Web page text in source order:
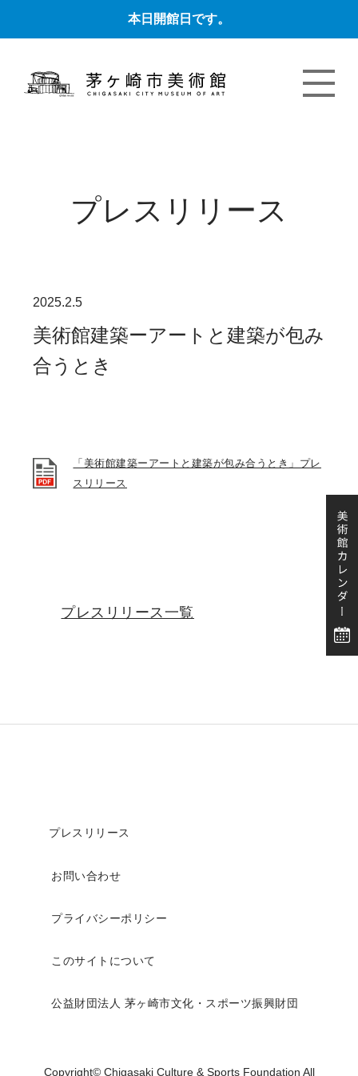
本日開館日です。
プレスリリース
2025.2.5
美術館建築ーアートと建築が包み
合うとき
「美術館建築ーアートと建築が包み合うとき」プレ
スリリース
プレスリリース一覧
プレスリリース
お問い合わせ
プライバシーポリシー
このサイトについて
公益財団法人 茅ヶ崎市文化・スポーツ振興財団
Copyright© Chigasaki Culture & Sports Foundation All